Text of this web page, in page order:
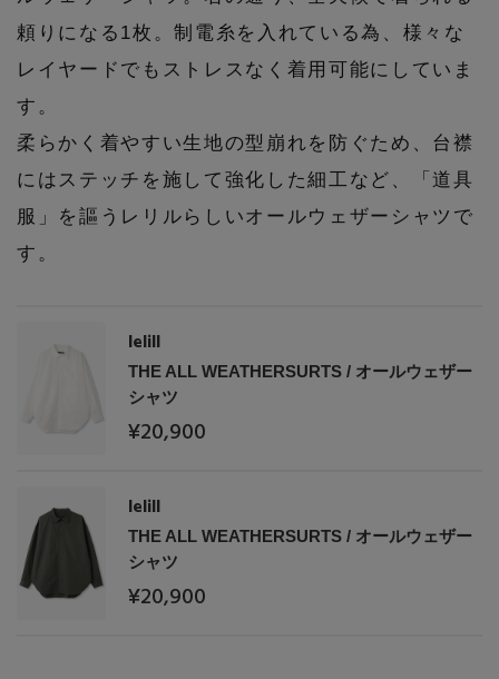
Stay inthe Loop
ELLE SHOP 公式アプリ
頼りになる1枚。制電糸を入れている為、様々な
レイヤードでもストレスなく着用可能にしていま
す。
柔らかく着やすい生地の型崩れを防ぐため、台襟
にはステッチを施して強化した細工など、「道具
服」を謳うレリルらしいオールウェザーシャツで
す。
lelill
THE ALL WEATHERSURTS / オールウェザー
シャツ
¥20,900
lelill
THE ALL WEATHERSURTS / オールウェザー
シャツ
¥20,900